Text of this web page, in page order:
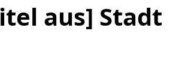
aus] Stadt